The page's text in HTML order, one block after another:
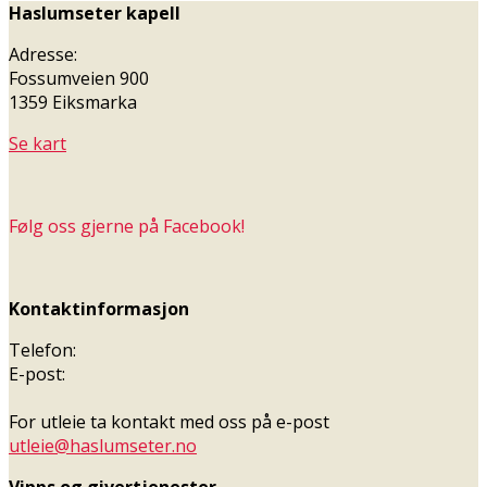
Haslumseter kapell
Adresse:
Fossumveien 900
1359 Eiksmarka
Se kart
Følg oss gjerne på Facebook!
Kontaktinformasjon
Telefon:
E-post:
For utleie ta kontakt med oss på e-post
utleie@haslumseter.no